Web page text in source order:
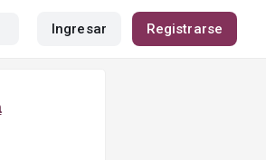
Ingresar Registrarse